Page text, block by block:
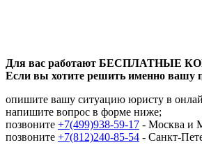
Для вас работают БЕСПЛАТНЫЕ
Если вы хотите решить именно вашу
опишите вашу ситуацию юристу в
напишите вопрос в форме ниже;
позвоните +7(499)938-59-17 - Москва и
позвоните +7(812)240-85-54 - Санкт-